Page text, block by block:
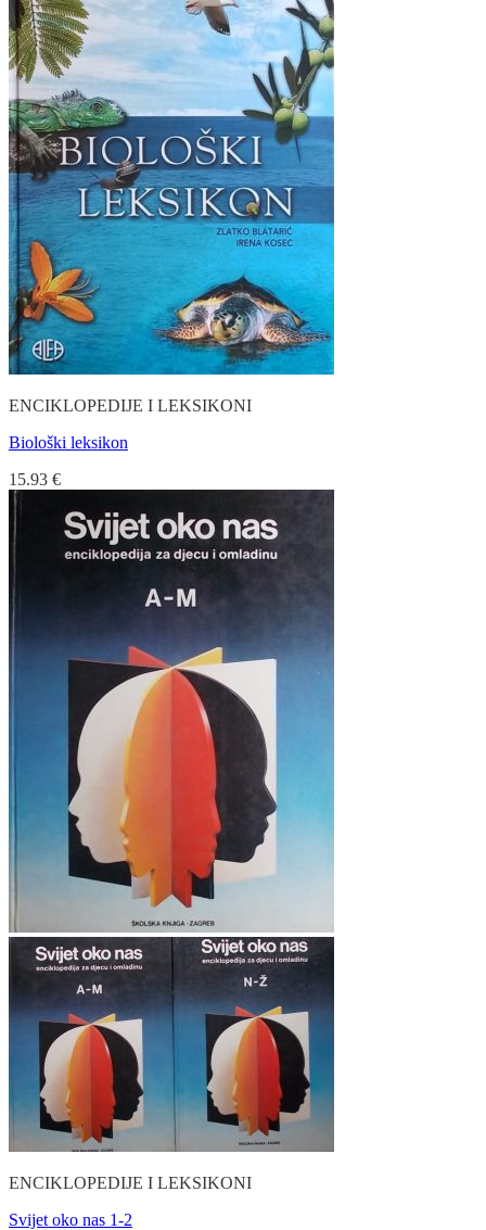
ENCIKLOPEDIJE I LEKSIKONI
Biološki leksikon
15.93 €
ENCIKLOPEDIJE I LEKSIKONI
Svijet oko nas 1-2